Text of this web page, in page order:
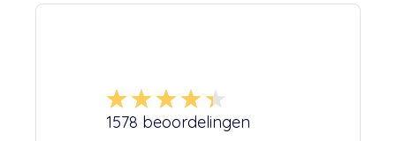
1578 beoordelingen